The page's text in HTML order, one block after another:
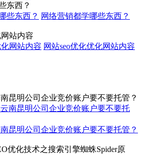
东西？
网络营销都学哪些东西？
站内容
网站seo优化优化网站内容
南昆明公司企业竞价账户要不要托管？
南昆明公司企业竞价账户要不要托管？
优化技术之搜索引擎蜘蛛Spider原